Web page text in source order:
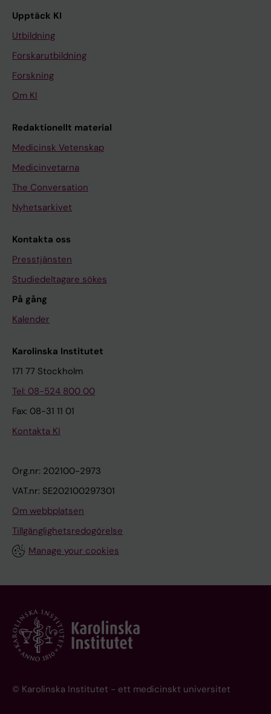
Upptäck KI
Utbildning
Forskarutbildning
Forskning
Om KI
Redaktionellt material
Medicinsk Vetenskap
Medicinvetarna
The Conversation
Nyhetsarkivet
Kontakta oss
Presstjänsten
Studiedeltagare sökes
På gång
Kalender
Karolinska Institutet
171 77 Stockholm
Tel: 08-524 800 00
Fax: 08-31 11 01
Kontakta KI
Org.nr: 202100-2973
VAT.nr: SE202100297301
Om webbplatsen
Tillgänglighetsredogörelse
Manage your cookies
© Karolinska Institutet - ett medicinskt universitet